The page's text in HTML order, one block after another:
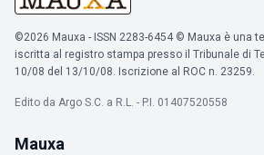
©2026 Mauxa - ISSN 2283-6454 © Mauxa è una
iscritta al registro stampa presso il Tribunale di
10/08 del 13/10/08. Iscrizione al ROC n. 23259.
Edito da Argo S.C. a R.L. - P.I. 01407520558
Mauxa